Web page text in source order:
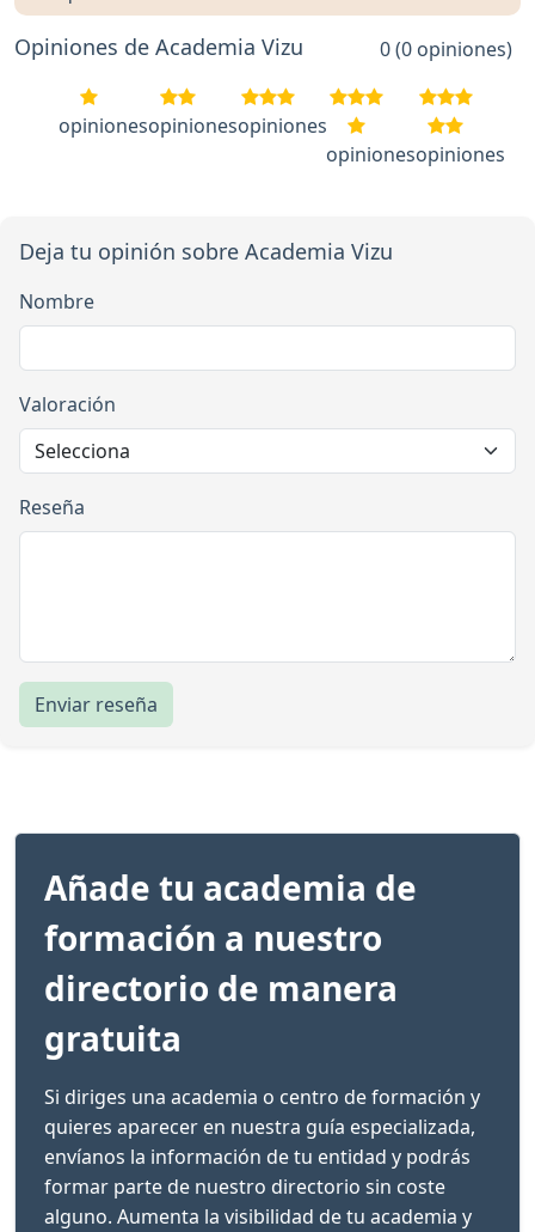
Opiniones de Academia Vizu 0 (0 opiniones)
opinionesopinionesopiniones
opinionesopiniones
Deja tu opinión sobre Academia Vizu
Nombre
Valoración
Reseña
Enviar reseña
Añade tu academia de
formación a nuestro
directorio de manera
gratuita
Si diriges una academia o centro de formación y
quieres aparecer en nuestra guía especializada,
envíanos la información de tu entidad y podrás
formar parte de nuestro directorio sin coste
alguno. Aumenta la visibilidad de tu academia y